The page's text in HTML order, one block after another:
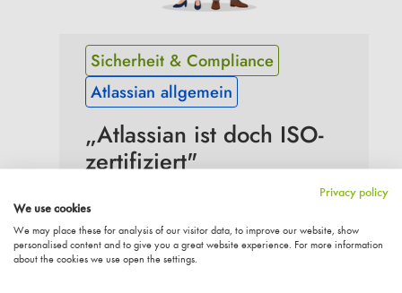
Sicherheit & Compliance
Atlassian allgemein
„Atlassian ist doch ISO-
zertifiziert"
Gesprächen mit IT-Verantwortlichen
regelmäßig hören – meistens kurz
bevor ein Audit ansteht: „Wir nutzen
Privacy policy
We use cookies
We may place these for analysis of our visitor data, to improve our website, show
personalised content and to give you a great website experience. For more information
about the cookies we use open the settings.